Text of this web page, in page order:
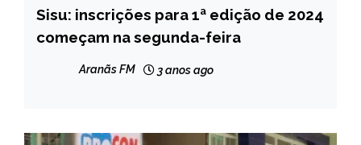
BRASIL
NOTÍCIAS
Sisu: inscrições para 1ª edição de 2024
começam na segunda-feira
Aranãs FM 3 anos ago